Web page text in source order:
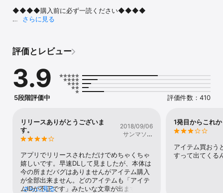
◆◆◆◆購入前に必ず一読ください◆◆◆◆
iPhone8(14)
iPhone X(14.0.1)
iPhone Xs(14.0.1)
iPhone Xs Max(14.0.1)
iPhone XR(12)
iPhone XR(13.3.1)
iPhone 11(14)
iPhone 11 Pro(14)
iPhone 11 Pro MAX(14.0.1)
iPad(第5世代)(14.0.1)
iPad(第6世代)(14)
iPad(第7世代)(14)
iPad Air(第3世代)(14.0.1)
iPad mini(第5世代)(14)
さらに見る
評価とレビュー
3.9
5段階評価中 評価件数：410
リリースありがとうございま
す。
2018/09/06
サンマソー
アプリでリリースされただけでめちゃくちゃ
嬉しいです。早速DLして見ましたが、本体は
今の所まだバグはありませんがアイテム購入
が全部出来ません。どのアイテムも「アイテ
ムIDが不正です」みたいな文章が出ます。遊
さらに見る
1発目からこれか
アイテム買おう
すって出てくる